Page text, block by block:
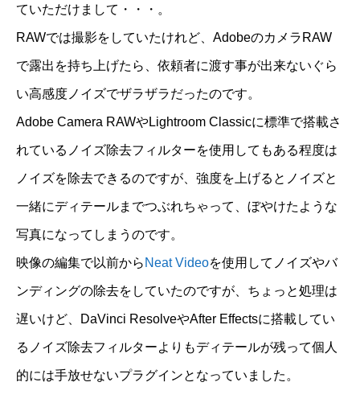
ていただけまして・・・。
RAWでは撮影をしていたけれど、AdobeのカメラRAW
で露出を持ち上げたら、依頼者に渡す事が出来ないぐら
い高感度ノイズでザラザラだったのです。
Adobe Camera RAWやLightroom Classicに標準で搭載さ
れているノイズ除去フィルターを使用してもある程度は
ノイズを除去できるのですが、強度を上げるとノイズと
一緒にディテールまでつぶれちゃって、ぼやけたような
写真になってしまうのです。
映像の編集で以前から Neat Videoを使用してノイズやバ
ンディングの除去をしていたのですが、ちょっと処理は
遅いけど、DaVinci ResolveやAfter Effectsに搭載してい
るノイズ除去フィルターよりもディテールが残って個人
的には手放せないプラグインとなっていました。